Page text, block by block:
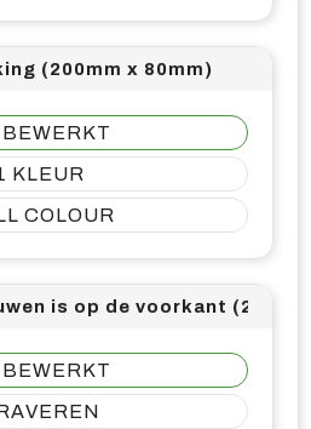
(200mm x 80mm)
COLOUR
is op de voorkant (25mm